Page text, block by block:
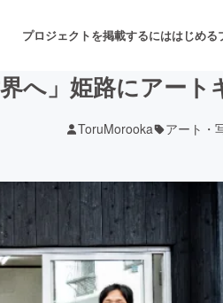
プロジェクトを掲載するにははじめる
音楽
ーム・サービス開発
界へ」姫路にアー
ToruMorooka アート・